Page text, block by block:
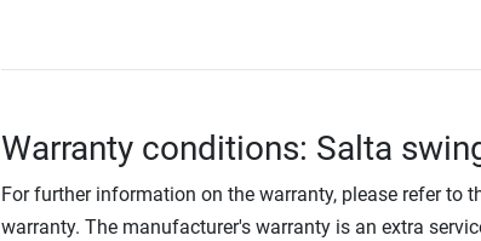
Warranty conditions: Salta
For further information on the warranty, please refer to
warranty. The manufacturer's warranty is an extra